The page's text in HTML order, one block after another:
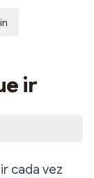
ir
cada vez